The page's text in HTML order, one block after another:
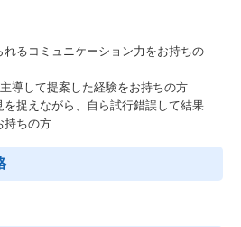
るコミュニケーション力をお持ちの
導して提案した経験をお持ちの方
捉えながら、自ら試行錯誤して結果
持ちの方